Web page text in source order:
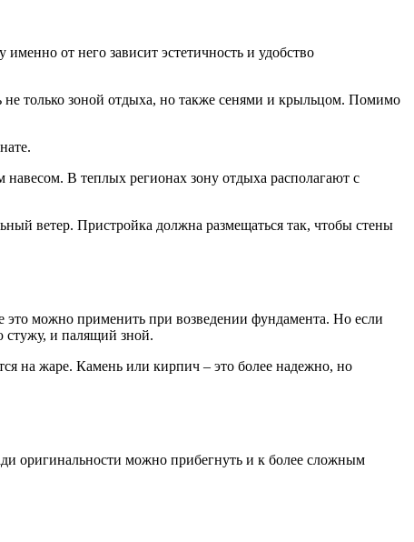
от него зависит эстетичность и удобство
не только зоной отдыха, но также сенями и крыльцом. Помимо
В теплых регионах зону отдыха располагают с
ветер. Пристройка должна размещаться так, чтобы стены
это можно применить при возведении фундамента. Но если
стужу, и палящий зной.
на жаре. Камень или кирпич – это более надежно, но
оригинальности можно прибегнуть и к более сложным